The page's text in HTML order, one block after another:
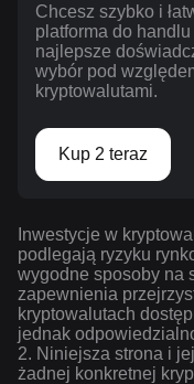
Chcesz szybko i
platforma do
najlepsze
wybór pod
kryptowalutami.
Kup 2 teraz
Inwestycje w
podlegają ryzyku
wygodne sposoby na
zapewnienia
kryptowalutach
jednak
2. Niniejsza strona i
żadnej konkretnej